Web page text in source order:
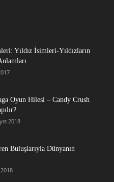
Yıldız İsimleri-Yıldızların
Oyun Hilesi – Candy Crush
2018
Buluşlarıyla Dünyanın